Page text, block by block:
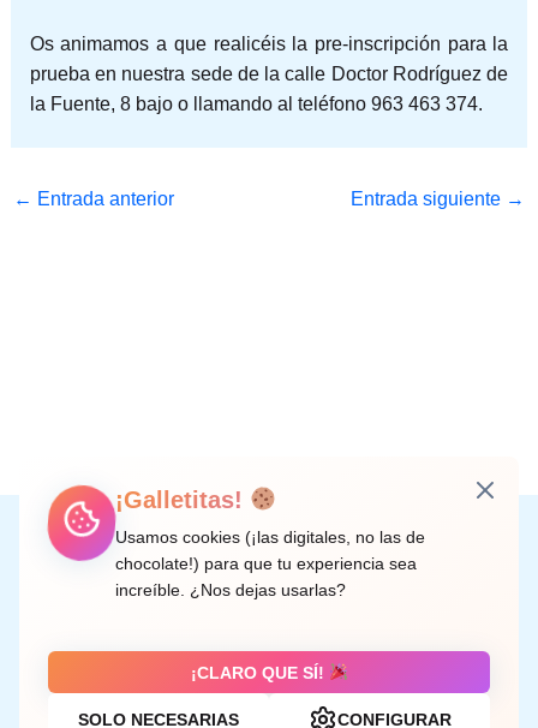
Os animamos a que realicéis la pre-inscripción para la
prueba en nuestra sede de la calle Doctor Rodríguez de
la Fuente, 8 bajo o llamando al teléfono 963 463 374.
← Entrada anterior Entrada siguiente →
Instagram
Facebook
X LinkedIn
Correo electrónico
C/ Doctor Rodríguez de la Fuente, 8 València
¡Galletitas!
Usamos cookies (¡las digitales, no las de
chocolate!) para que tu experiencia sea
increíble. ¿Nos dejas usarlas?
¡CLARO QUE SÍ!
SOLO NECESARIAS CONFIGURAR